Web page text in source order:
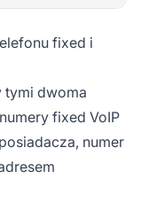
fixed i
tymi dwoma
fixed VoIP
numer